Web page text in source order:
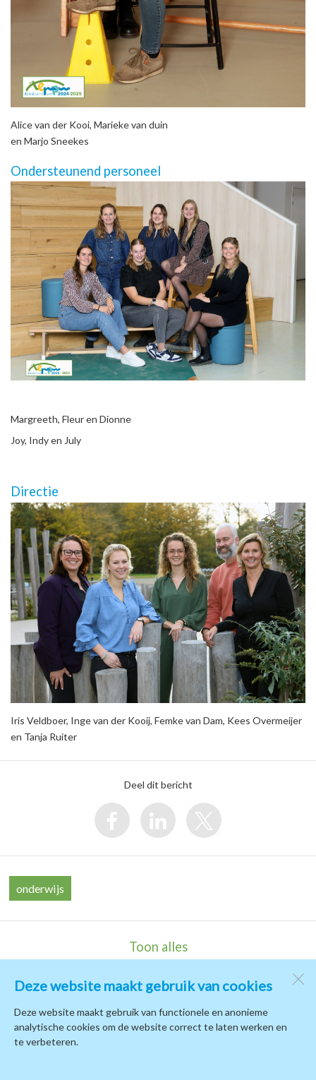
Deze website maakt gebruik van cookies
Deze website maakt gebruik van functionele en anonieme
analytische cookies om de website correct te laten werken en
te verbeteren.
Alice van der Kooi, Marieke van duin
en Marjo Sneekes
Ondersteunend personeel
Margreeth, Fleur en Dionne
Joy, Indy en July
Directie
Iris Veldboer, Inge van der Kooij, Femke van Dam, Kees Overmeijer
en Tanja Ruiter
Deel dit bericht
onderwijs
Toon alles
Kindcentrum de Terp
de Campus 1
1771 PB